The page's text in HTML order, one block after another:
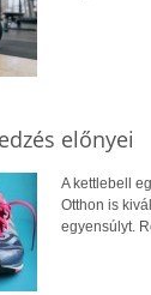
előnyei
A kettlebell
Otthon is
egyensúlyt.